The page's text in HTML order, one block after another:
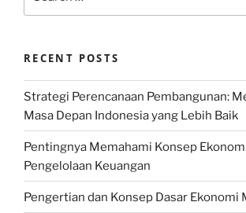
RECENT POSTS
Strategi Perencanaan Pembangunan:
Masa Depan Indonesia yang Lebih Baik
Pentingnya Memahami Konsep
Pengelolaan Keuangan
Pengertian dan Konsep Dasar Ekonomi